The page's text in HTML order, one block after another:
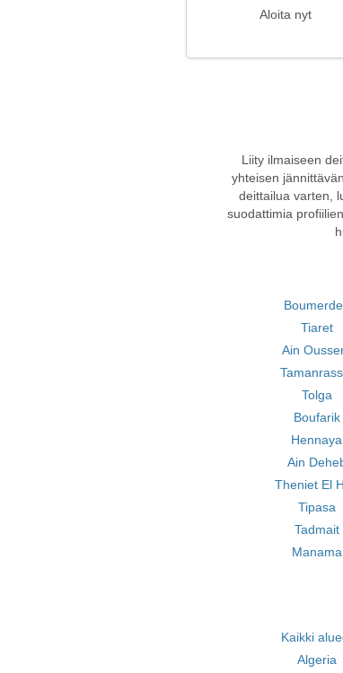
Aloita nyt
Liity ilmaiseen
yhteisen
deittailua varten,
suodattimia
Tiaret
Ain
Tolga
Boufarik
Hennaya
Ain
Theniet El
Tipasa
Tadmait
Manama
Kaikki
Algeria